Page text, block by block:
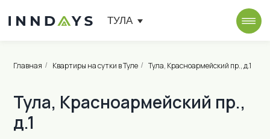
ТУЛА
Главная / Квартиры на сутки в Туле / Тула, Красноармейский пр., д.1
Тула, Красноармейский пр.,
д.1